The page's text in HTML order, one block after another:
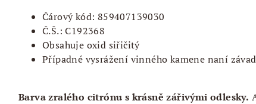
Čárový kód: 859407139030
Č.Š.: C192368
Obsahuje oxid siřičitý
Případné vysrážení vinného kamene naní
Barva zralého citrónu s krásně zářivými odlesky.